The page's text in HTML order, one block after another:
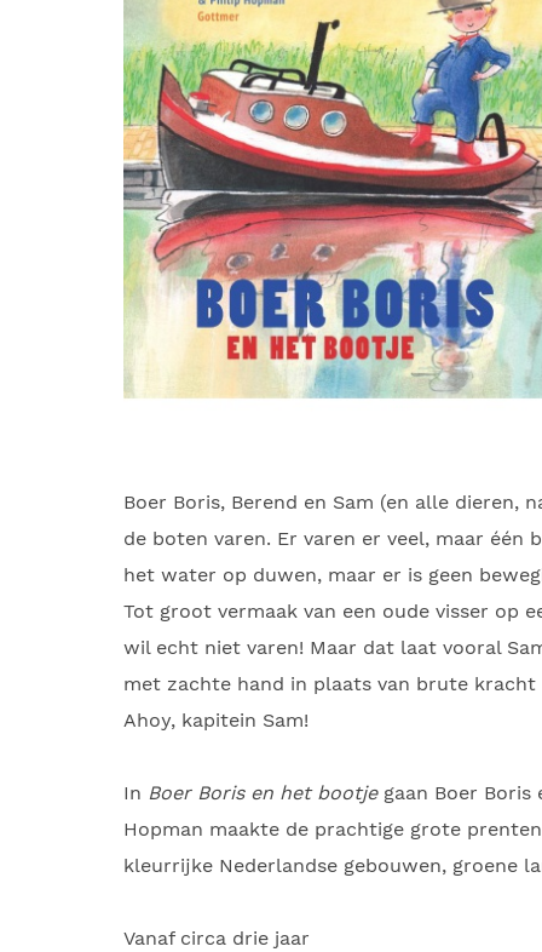
Boer Boris, Berend en Sam (en alle dieren,
de boten varen. Er varen er veel, maar
het water op duwen, maar er is geen
Tot groot vermaak van een oude visser op
wil echt niet varen! Maar dat laat vooral
met zachte hand in plaats van brute
Ahoy, kapitein Sam!
In Boer Boris en het bootjegaan Boer Boris
Hopman maakte de prachtige grote
kleurrijke Nederlandse gebouwen, groene
Vanaf circa drie jaar